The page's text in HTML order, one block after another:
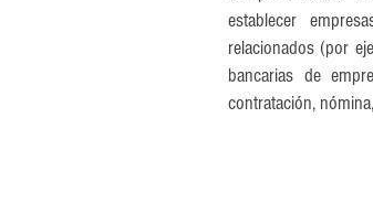
establecer
relacionados (por
bancarias de
contratación,